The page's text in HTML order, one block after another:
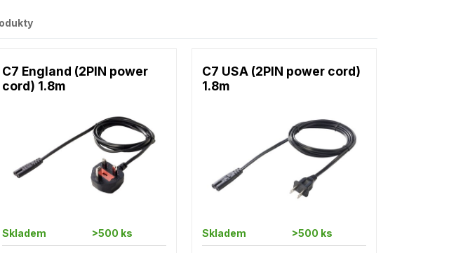
C7 England (2PIN power
cord) 1.8m
Skladem >500 ks
C7 USA (2PIN power cord)
1.8m
Skladem >500 ks